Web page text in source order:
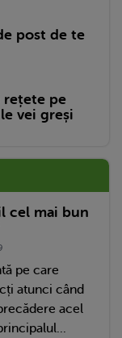
post de te
rețete pe
vei greși
cel mai bun
pe care
atunci când
acel